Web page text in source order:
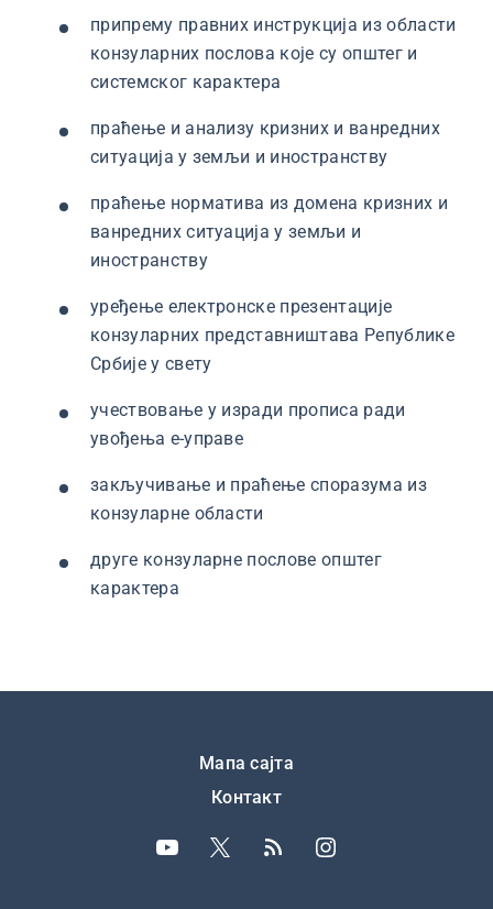
припрему правних инструкција из области
конзуларних послова које су општег и
системског карактера
праћење и анализу кризних и ванредних
ситуација у земљи и иностранству
праћење норматива из домена кризних и
ванредних ситуација у земљи и
иностранству
уређење електронске презентације
конзуларних представништава Републике
Србије у свету
учествовање у изради прописа ради
увођења е-управе
закључивање и праћење споразума из
конзуларне области
друге конзуларне послове општег
карактера
Мапа сајта
Контакт